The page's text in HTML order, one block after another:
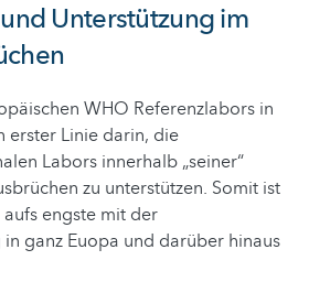
Unterstützung im
WHO Referenzlabors in
erster Linie darin, die
Labors innerhalb „seiner“
zu unterstützen. Somit ist
engste mit der
ganz Euopa und darüber hinaus